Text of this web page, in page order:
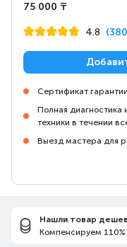
75 000 ₸
4.8
Сертификат
Полная диагностика
техники в течении
Выезд мастера для
Нашли товар
Компенсируем